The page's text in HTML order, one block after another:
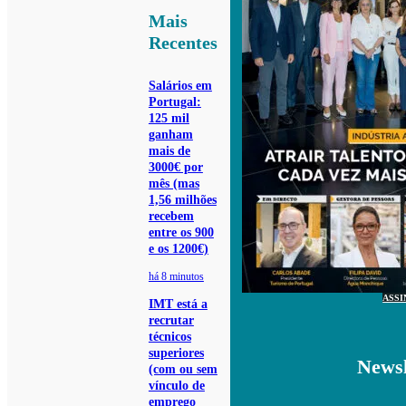
Mais
Recentes
Salários em
Portugal:
125 mil
ganham
mais de
3000€ por
mês (mas
1,56 milhões
recebem
entre os 900
e os 1200€)
há 8 minutos
IMT está a
recrutar
técnicos
superiores
(com ou sem
vínculo de
emprego